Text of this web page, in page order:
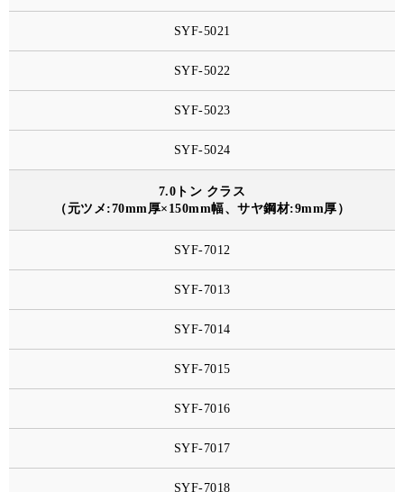
SYF-5021
SYF-5022
SYF-5023
SYF-5024
7.0トン クラス
（元ツメ:70mm厚×150mm幅、サヤ鋼材:9mm厚）
SYF-7012
SYF-7013
SYF-7014
SYF-7015
SYF-7016
SYF-7017
SYF-7018